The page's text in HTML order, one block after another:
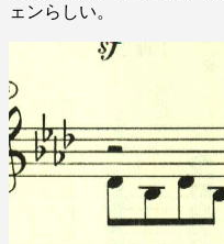
ェンらしい。